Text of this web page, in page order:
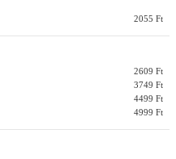
2055 Ft
2609 Ft
3749 Ft
4499 Ft
4999 Ft